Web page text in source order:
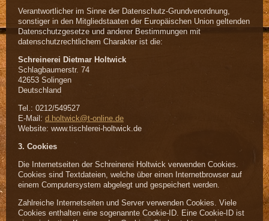
Verantwortlicher im Sinne der Datenschutz-Grundverordnung,
sonstiger in den Mitgliedstaaten der Europäischen Union geltenden
Datenschutzgesetze und anderer Bestimmungen mit
datenschutzrechtlichem Charakter ist die:
Schreinerei Dietmar Holtwick
Schlagbaumerstr. 74
42653 Solingen
Deutschland
Tel.: 0212/549527
E-Mail: d.holtwick@t-online.de
Website: www.tischlerei-holtwick.de
3. Cookies
Die Internetseiten der Schreinerei Holtwick verwenden Cookies.
Cookies sind Textdateien, welche über einen Internetbrowser auf
einem Computersystem abgelegt und gespeichert werden.
Zahlreiche Internetseiten und Server verwenden Cookies. Viele
Cookies enthalten eine sogenannte Cookie-ID. Eine Cookie-ID ist